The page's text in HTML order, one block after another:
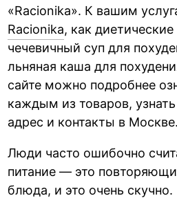
«Racionika». К вашим
Racionika, как
чечевичный суп для
льняная каша для
сайте можно подробнее
каждым из товаров,
адрес и контакты в Москве.
Люди часто ошибочно
питание — это
блюда, и это очень скучно.